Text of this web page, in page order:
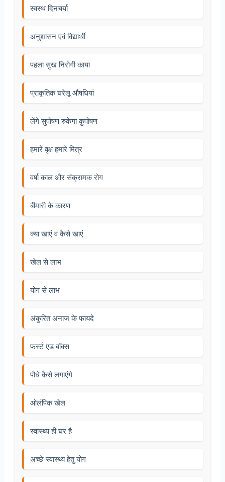
स्वस्थ दिनचर्या
अनुशासन एवं विद्यार्थी
पहला सुख निरोगी काया
प्राकृतिक घरेलू औषधियां
लेंगे सुपोषण रुकेगा कुपोषण
हमारे वृक्ष हमारे मित्र
वर्षा काल और संक्रामक रोग
बीमारी के कारण
क्या खाएं व कैसे खाएं
खेल से लाभ
योग से लाभ
अंकुरित अनाज के फायदे
फर्स्ट एड बॉक्स
पौधे कैसे लगाएंगे
ओलंपिक खेल
स्वास्थ्य ही घर है
अच्छे स्वास्थ्य हेतु योग